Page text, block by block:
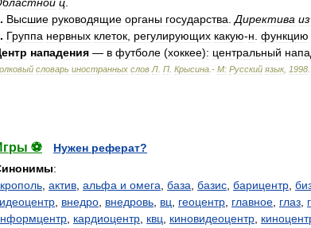
. Высшие руководящие органы государства Директива из
. Группа нервных клеток регулирующих какую-н функцию
нападения — в футболе (хоккее): центральный
словарь иностранных слов Л П Крысина .- М: Русский язык, 1998
⚽
Нужен реферат?
:
актив альфа и омега база базис барицентр
внедро внедровь вц геоцентр главное глаз
кардиоцентр квц киновидеоцентр